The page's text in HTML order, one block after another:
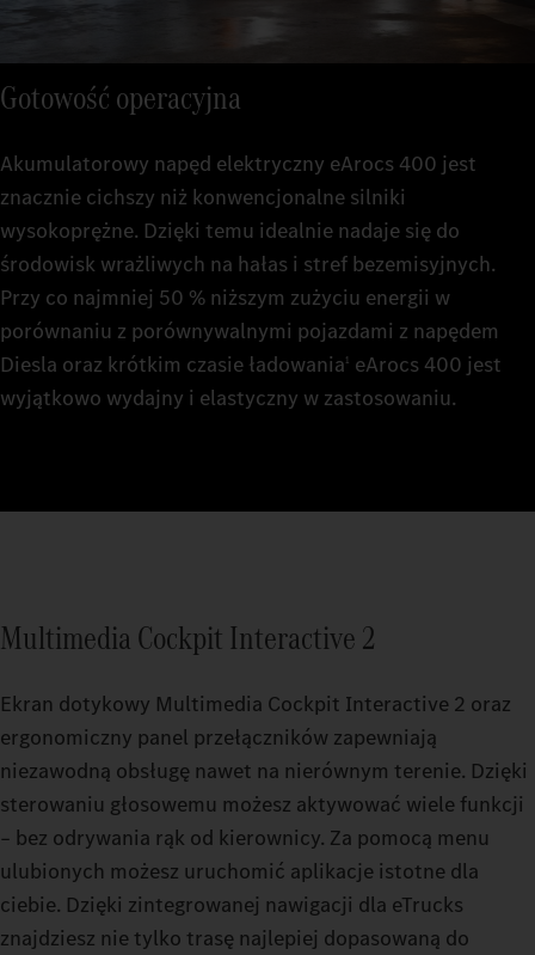
Gotowość operacyjna
Akumulatorowy napęd elektryczny eArocs 400 jest
znacznie cichszy niż konwencjonalne silniki
wysokoprężne. Dzięki temu idealnie nadaje się do
środowisk wrażliwych na hałas i stref bezemisyjnych.
Przy co najmniej 50 % niższym zużyciu energii w
porównaniu z porównywalnymi pojazdami z napędem
Diesla oraz krótkim czasie ładowania1 eArocs 400 jest
wyjątkowo wydajny i elastyczny w zastosowaniu.
Multimedia Cockpit Interactive 2
Ekran dotykowy Multimedia Cockpit Interactive 2 oraz
ergonomiczny panel przełączników zapewniają
niezawodną obsługę nawet na nierównym terenie. Dzięki
sterowaniu głosowemu możesz aktywować wiele funkcji
– bez odrywania rąk od kierownicy. Za pomocą menu
ulubionych możesz uruchomić aplikacje istotne dla
ciebie. Dzięki zintegrowanej nawigacji dla eTrucks
znajdziesz nie tylko trasę najlepiej dopasowaną do